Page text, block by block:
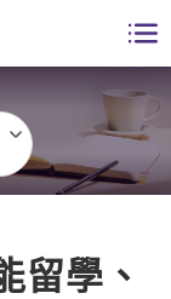
留學、